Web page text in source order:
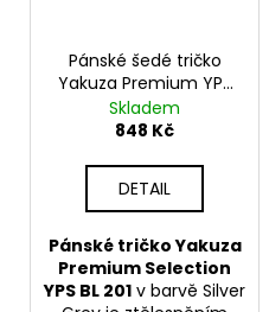
Pánské šedé tričko
Yakuza Premium YPS
BL 201 – Broken Legend
Skladem
848 Kč
DETAIL
Pánské tričko Yakuza
Premium Selection
YPS BL 201 v barvě Silver